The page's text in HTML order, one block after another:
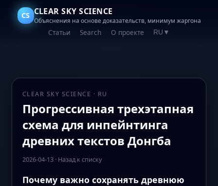
CS CLEAR SKY SCIENCE
Объяснения на основе доказательств, минимум жаргона
Статьи Search О проекте RU ▼
CLEAR SKY SCIENCE · RU
Прогрессивная трехэтапная
схема для инпейнтинга
древних текстов Донгба
2026-04-13· Назад к списку
Почему важно сохранять древнюю